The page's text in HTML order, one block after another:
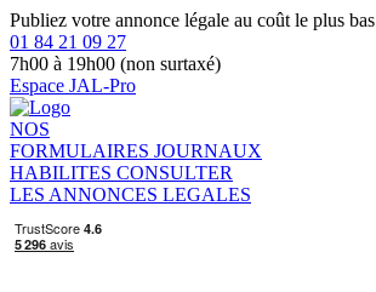
Publiez votre annonce légale au coût le plus bas
01 84 21 09 27
7h00 à 19h00 (non surtaxé)
Espace JAL-Pro
NOS
FORMULAIRES JOURNAUX
HABILITES CONSULTER
LES ANNONCES LEGALES